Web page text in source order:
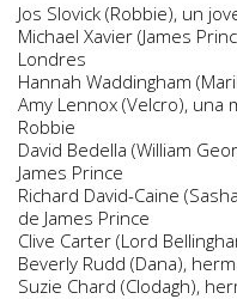
Jos Slovick (Robbie), un
Michael Xavier (James
Londres
Hannah Waddingham
Amy Lennox (Velcro), una
Robbie
David Bedella (William
James Prince
Richard David-Caine
de James Prince
Clive Carter (Lord
Beverly Rudd (Dana),
Suzie Chard (Clodagh),